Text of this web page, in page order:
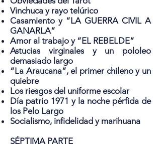
Vinchuca y rayo telúrico
Casamiento y “LA GUERRA CIVIL A
GANARLA”
Amor al trabajo y “EL REBELDE”
Astucias virginales y un pololeo
demasiado largo
“La Araucana”, el primer chileno y un
quiebre
Los riesgos del uniforme escolar
Día patrio 1971 y la noche pérfida de
los Pelo Largo
Socialismo, infidelidad y marihuana
SÉPTIMA PARTE